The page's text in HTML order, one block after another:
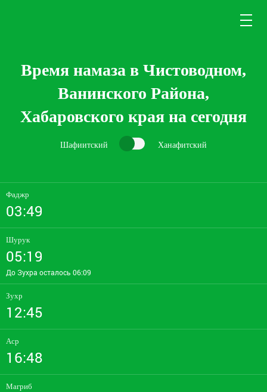
Время намаза в Чистоводном,
Ванинского Района,
Хабаровского края на сегодня
Шафиитский Ханафитский
Фаджр
03:49
Шурук
05:19
До Зухра осталось 06:09
Зухр
12:45
Аср
16:48
Магриб